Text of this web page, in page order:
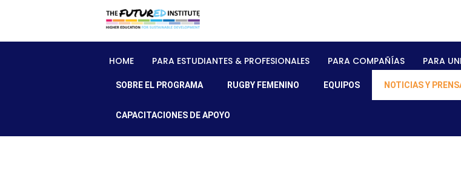
HOME PARA ESTUDIANTES & PROFESIONALES PARA COMPAÑÍAS PARA
SOBRE EL PROGRAMA RUGBY FEMENINO EQUIPOS NOTICIAS Y
CAPACITACIONES DE APOYO